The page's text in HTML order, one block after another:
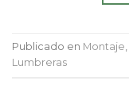
Publicado en Montaje,
Lumbreras